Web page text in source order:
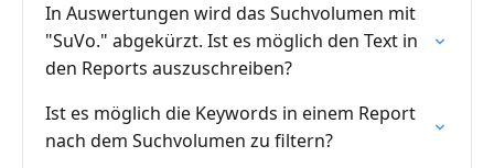
In Auswertungen wird das Suchvolumen mit
"SuVo." abgekürzt. Ist es möglich den Text in
den Reports auszuschreiben?
Ist es möglich die Keywords in einem Report
nach dem Suchvolumen zu filtern?